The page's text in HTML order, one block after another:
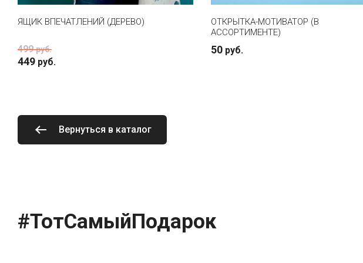
ЯЩИК ВПЕЧАТЛЕНИЙ (ДЕРЕВО)
499 руб.
449 руб.
ОТКРЫТКА-МОТИВАТОР (В
АССОРТИМЕНТЕ)
50 руб.
Вернуться в каталог
#ТотСамыйПодарок